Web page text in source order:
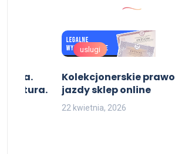
Matura.
uslugi
Kolekcjonerskie prawo
jazdy sklep online
22 kwietnia, 2026